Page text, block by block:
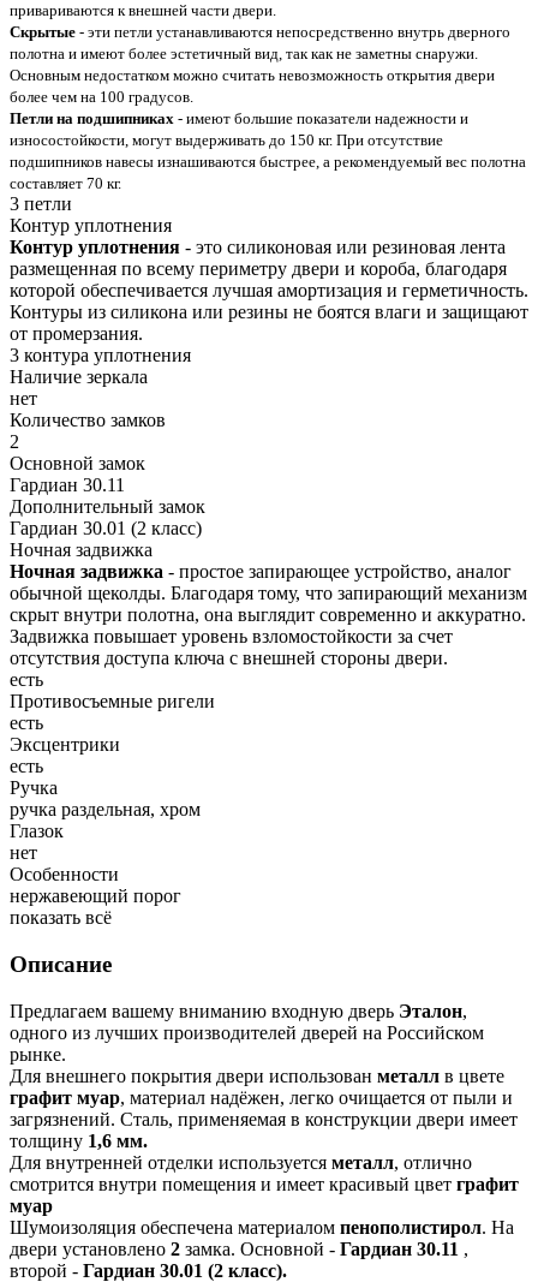
привариваются к внешней части двери.
Скрытые - эти петли устанавливаются непосредственно внутрь дверного
полотна и имеют более эстетичный вид, так как не заметны снаружи.
Основным недостатком можно считать невозможность открытия двери
более чем на 100 градусов.
Петли на подшипниках - имеют большие показатели надежности и
износостойкости, могут выдерживать до 150 кг. При отсутствие
подшипников навесы изнашиваются быстрее, а рекомендуемый вес полотна
составляет 70 кг.
3 петли
Контур уплотнения
Контур уплотнения - это силиконовая или резиновая лента
размещенная по всему периметру двери и короба, благодаря
которой обеспечивается лучшая амортизация и герметичность.
Контуры из силикона или резины не боятся влаги и защищают
от промерзания.
3 контура уплотнения
Наличие зеркала
нет
Количество замков
2
Основной замок
Гардиан 30.11
Дополнительный замок
Гардиан 30.01 (2 класс)
Ночная задвижка
Ночная задвижка - простое запирающее устройство, аналог
обычной щеколды. Благодаря тому, что запирающий механизм
скрыт внутри полотна, она выглядит современно и аккуратно.
Задвижка повышает уровень взломостойкости за счет
отсутствия доступа ключа с внешней стороны двери.
есть
Противосъемные ригели
есть
Эксцентрики
есть
Ручка
ручка раздельная, хром
Глазок
нет
Особенности
нержавеющий порог
показать всё
Описание
Предлагаем вашему вниманию входную дверь Эталон,
одного из лучших производителей дверей на Российском
рынке.
Для внешнего покрытия двери использован металл в цвете
графит муар, материал надёжен, легко очищается от пыли и
загрязнений. Сталь, применяемая в конструкции двери имеет
толщину 1,6 мм.
Для внутренней отделки используется металл, отлично
смотрится внутри помещения и имеет красивый цвет графит
муар
Шумоизоляция обеспечена материалом пенополистирол. На
двери установлено 2 замка. Основной - Гардиан 30.11 ,
второй - Гардиан 30.01 (2 класс).